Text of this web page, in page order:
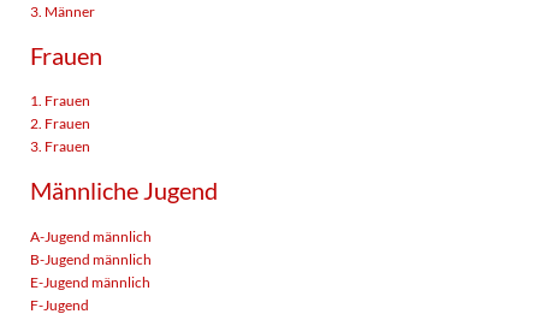
3. Männer
Frauen
1. Frauen
2. Frauen
3. Frauen
Männliche Jugend
A-Jugend männlich
B-Jugend männlich
E-Jugend männlich
F-Jugend